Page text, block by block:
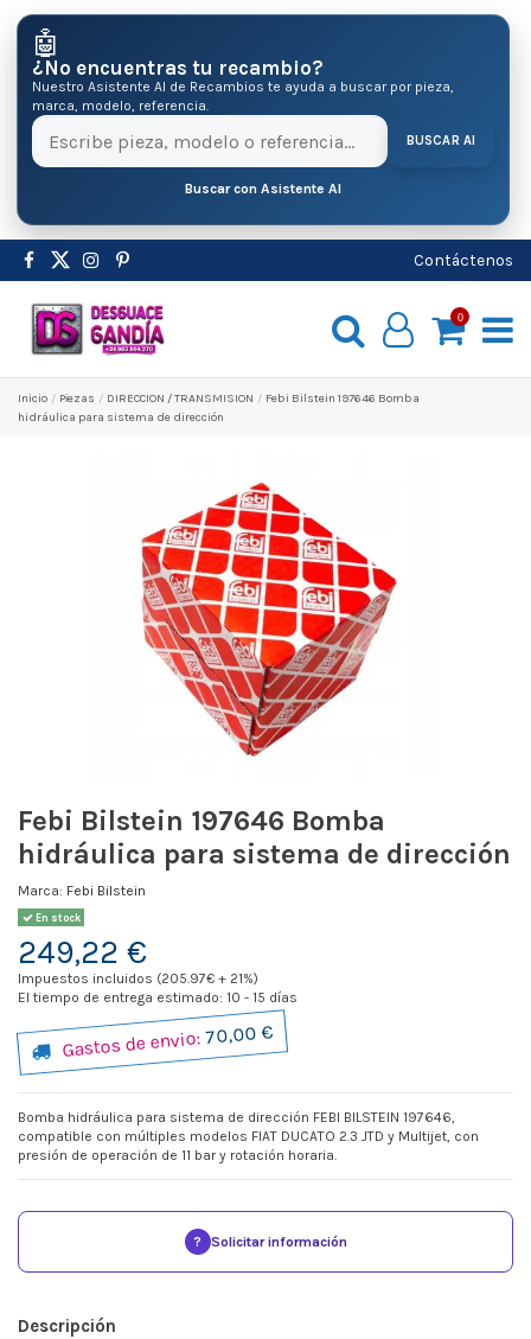
🤖
¿No encuentras tu recambio?
Nuestro Asistente AI de Recambios te ayuda a buscar por pieza,
marca, modelo, referencia.
BUSCAR AI
Buscar con Asistente AI
Contáctenos
0
Inicio Pіezas DIRECCION / TRANSMISION
Febi Bilstein 197646 Bomba
hidráulica para sistema de dirección
Febi Bilstein 197646 Bomba
hidráulica para sistema de dirección
Marca: Febi Bilstein
En stock
249,22 €
Impuestos incluidos (205.97€ + 21%)
El tiempo de entrega estimado: 10 - 15 días
Gastos de envio:70,00 €
Bomba hidráulica para sistema de dirección FEBI BILSTEIN 197646,
compatible con múltiples modelos FIAT DUCATO 2.3 JTD y Multijet, con
presión de operación de 11 bar y rotación horaria.
? Solicitar información
Descripción